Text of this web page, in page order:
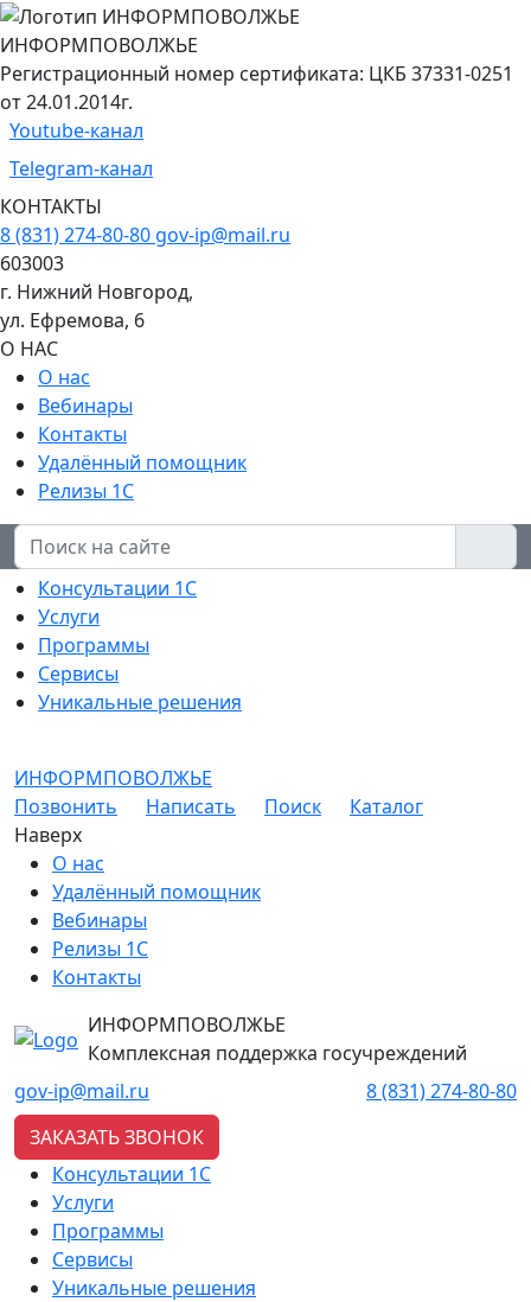
ИНФОРМПОВОЛЖЬЕ
Регистрационный номер сертификата: ЦКБ 37331-0251
от 24.01.2014г.
Youtube-канал
Telegram-канал
КОНТАКТЫ
8 (831) 274-80-80 gov-ip@mail.ru
603003
г. Нижний Новгород,
ул. Ефремова, 6
О НАС
О нас
Вебинары
Контакты
Удалённый помощник
Релизы 1С
Консультации 1С
Услуги
Программы
Сервисы
Уникальные решения
ИНФОРМПОВОЛЖЬЕ
Позвонить
Написать Поиск
Каталог
Наверх
О нас
Удалённый помощник
Вебинары
Релизы 1С
Контакты
ИНФОРМПОВОЛЖЬЕ
Комплексная поддержка госучреждений
gov-ip@mail.ru
8 (831) 274-80-80
ЗАКАЗАТЬ ЗВОНОК
Консультации 1С
Услуги
Программы
Сервисы
Уникальные решения